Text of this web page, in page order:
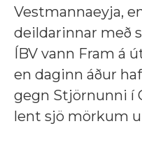
Vestmannaeyja,
deildarinnar með
ÍBV vann Fram á
en daginn áður
gegn Stjörnunni í
lent sjö mörkum